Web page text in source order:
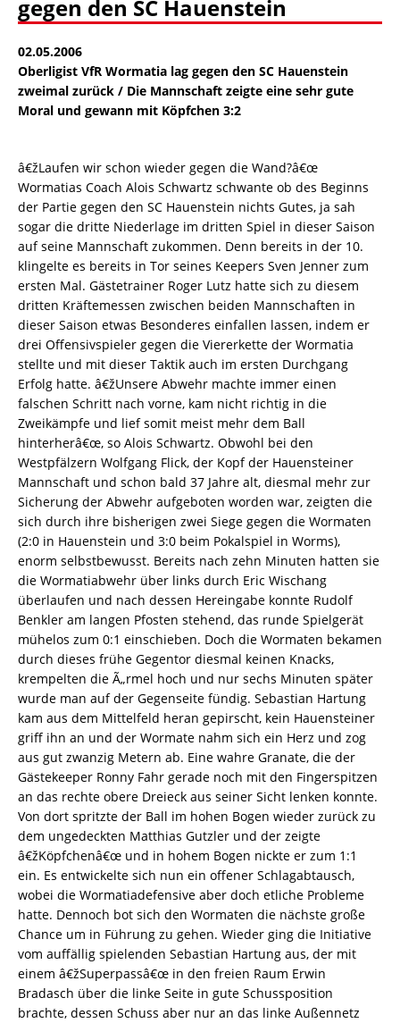
gegen den SC Hauenstein
02.05.2006
Oberligist VfR Wormatia lag gegen den SC Hauenstein
zweimal zurück / Die Mannschaft zeigte eine sehr gute
Moral und gewann mit Köpfchen 3:2
â€žLaufen wir schon wieder gegen die Wand?â€œ
Wormatias Coach Alois Schwartz schwante ob des Beginns
der Partie gegen den SC Hauenstein nichts Gutes, ja sah
sogar die dritte Niederlage im dritten Spiel in dieser Saison
auf seine Mannschaft zukommen. Denn bereits in der 10.
klingelte es bereits in Tor seines Keepers Sven Jenner zum
ersten Mal. Gästetrainer Roger Lutz hatte sich zu diesem
dritten Kräftemessen zwischen beiden Mannschaften in
dieser Saison etwas Besonderes einfallen lassen, indem er
drei Offensivspieler gegen die Viererkette der Wormatia
stellte und mit dieser Taktik auch im ersten Durchgang
Erfolg hatte. â€žUnsere Abwehr machte immer einen
falschen Schritt nach vorne, kam nicht richtig in die
Zweikämpfe und lief somit meist mehr dem Ball
hinterherâ€œ, so Alois Schwartz. Obwohl bei den
Westpfälzern Wolfgang Flick, der Kopf der Hauensteiner
Mannschaft und schon bald 37 Jahre alt, diesmal mehr zur
Sicherung der Abwehr aufgeboten worden war, zeigten die
sich durch ihre bisherigen zwei Siege gegen die Wormaten
(2:0 in Hauenstein und 3:0 beim Pokalspiel in Worms),
enorm selbstbewusst. Bereits nach zehn Minuten hatten sie
die Wormatiabwehr über links durch Eric Wischang
überlaufen und nach dessen Hereingabe konnte Rudolf
Benkler am langen Pfosten stehend, das runde Spielgerät
mühelos zum 0:1 einschieben. Doch die Wormaten bekamen
durch dieses frühe Gegentor diesmal keinen Knacks,
krempelten die Ã„rmel hoch und nur sechs Minuten später
wurde man auf der Gegenseite fündig. Sebastian Hartung
kam aus dem Mittelfeld heran gepirscht, kein Hauensteiner
griff ihn an und der Wormate nahm sich ein Herz und zog
aus gut zwanzig Metern ab. Eine wahre Granate, die der
Gästekeeper Ronny Fahr gerade noch mit den Fingerspitzen
an das rechte obere Dreieck aus seiner Sicht lenken konnte.
Von dort spritzte der Ball im hohen Bogen wieder zurück zu
dem ungedeckten Matthias Gutzler und der zeigte
â€žKöpfchenâ€œ und in hohem Bogen nickte er zum 1:1
ein. Es entwickelte sich nun ein offener Schlagabtausch,
wobei die Wormatiadefensive aber doch etliche Probleme
hatte. Dennoch bot sich den Wormaten die nächste große
Chance um in Führung zu gehen. Wieder ging die Initiative
vom auffällig spielenden Sebastian Hartung aus, der mit
einem â€žSuperpassâ€œ in den freien Raum Erwin
Bradasch über die linke Seite in gute Schussposition
brachte, dessen Schuss aber nur an das linke Außennetz